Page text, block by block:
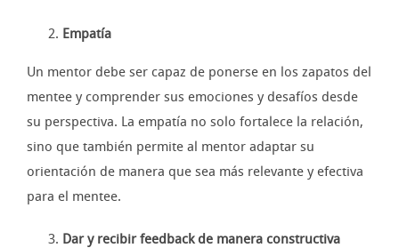
Empatía
Un mentor debe ser capaz de ponerse en los zapatos del
mentee y comprender sus emociones y desafíos desde
su perspectiva. La empatía no solo fortalece la relación,
sino que también permite al mentor adaptar su
orientación de manera que sea más relevante y efectiva
para el mentee.
Dar y recibir feedback de manera constructiva